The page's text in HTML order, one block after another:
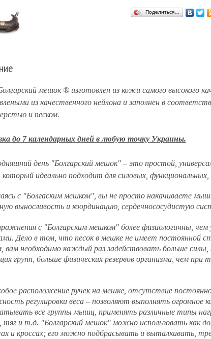
Поделиться…
мешок ® изготовлен ​​из кожи самого высокого
из качественного нейлона и заполнен в
и песком.
до 7 календарных дней в любую точку Украины.
день "Болгарский мешок" – это простой,
который идеально подходит для силовых,
с "Болгаским мешком", вы не просто накачиваете
выносливость и координацию, сердечнососудистую
с "Болгарским мешком" более физиологичны, чем
Дело в том, что песок в мешке не имеет постоянной
вам необходимо каждый раз задействовать больше
групп, больше физических резервов организма, чем
расположение ручек на мешке, отсутствие
регулировки веса – позволяют выполнять огромное
все группы мышц, применять различные типы
и т.д. "Болгарский мешок" можно использовать как
и кроссах; его можно подбрасывать и выталкивать,